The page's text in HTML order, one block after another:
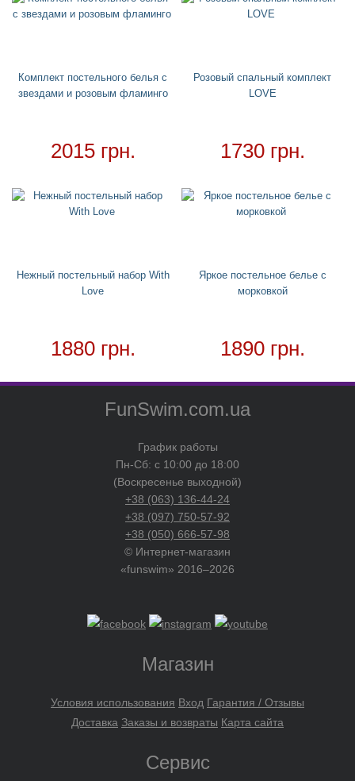
Аксессуары
Дождевики
Необычное полотенце
Зонтики
Детские дождевики
Комплект постельного белья с
звездами и розовым фламинго
2015 грн.
Розовый спальный комплект
LOVE
1730 грн.
Нежный постельный набор With
Love
1880 грн.
Яркое постельное белье с
морковкой
1890 грн.
FunSwim.com.ua
График работы
Пн-Сб: с 10:00 до 18:00
(Воскресенье выходной)
+38 (063) 136-44-24
+38 (097) 750-57-92
+38 (050) 666-57-98
© Интернет-магазин
«funswim» 2016–2026
Магазин
Условия использования Вход Гарантия / Отзывы
Доставка Заказы и возвраты Карта сайта
Сервис